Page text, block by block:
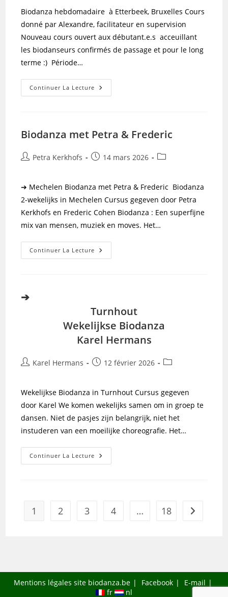
publication :
Biodanza hebdomadaire à Etterbeek, Bruxelles Cours
donné par Alexandre, facilitateur en supervision
Nouveau cours ouvert aux débutant.e.s acceuillant
les biodanseurs confirmés de passage et pour le long
terme :) Période…
Continuer La Lecture ➔
Bruxelles-
Biodanza met Petra & Frederic
Auteur/autrice
publication :
Petra Kerkhofs
Publication
14 mars 2026
Post
➔ Mechelen Biodanza met Petra & Frederic Biodanza
2-wekelijks in Mechelen Cursus gegeven door Petra
Kerkhofs en Frederic Cohen Biodanza : Een superfijne
mix van mensen, muziek en moves. Het…
Continuer La Lecture Biodanza
Met
➔
Turnhout
Wekelijkse Biodanza
Karel Hermans
Auteur/autrice
publication :
Karel Hermans
Publication
12 février 2026
Post
Wekelijkse Biodanza in Turnhout Cursus gegeven
door Karel We komen wekelijks samen om in groep te
dansen. Niet de pasjes zijn belangrijk, niet het
instuderen van een moeilijke choreografie. Het…
Continuer La Lecture ➔
Turnhout
1 2 3 4 … 18 Aller à la
Mentions légales site biodanza.be Facebook
E-mail
fr
nl